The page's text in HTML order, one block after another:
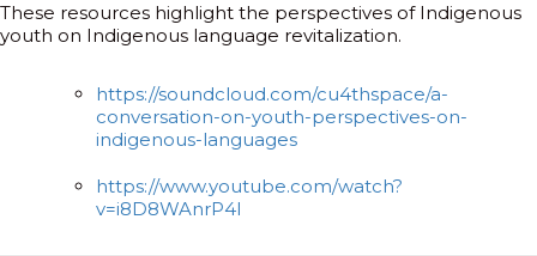
These resources highlight the perspectives of Indigenous
youth on Indigenous language revitalization.
https://soundcloud.com/cu4thspace/a-
conversation-on-youth-perspectives-on-
indigenous-languages
https://www.youtube.com/watch?
v=i8D8WAnrP4I